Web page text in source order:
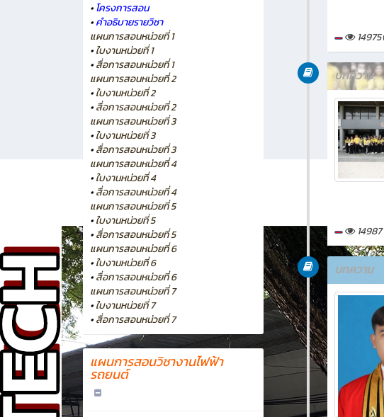
•โครงการสอน
•คำอธิบายรายวิชา
แผนการสอนหน่วยที่ 1
•ใบงานหน่วยที่ 1
•สื่อการสอนหน่วยที่ 1
แผนการสอนหน่วยที่ 2
•ใบงานหน่วยที่ 2
•สื่อการสอนหน่วยที่ 2
แผนการสอนหน่วยที่ 3
•ใบงานหน่วยที่ 3
•สื่อการสอนหน่วยที่ 3
แผนการสอนหน่วยที่ 4
•ใบงานหน่วยที่ 4
•สื่อการสอนหน่วยที่ 4
แผนการสอนหน่วยที่ 5
•ใบงานหน่วยที่ 5
•สื่อการสอนหน่วยที่ 5
แผนการสอนหน่วยที่ 6
•ใบงานหน่วยที่ 6
•สื่อการสอนหน่วยที่ 6
แผนการสอนหน่วยที่ 7
•ใบงานหน่วยที่ 7
•สื่อการสอนหน่วยที่ 7
แผนการสอนวิชางานไฟฟ้า
รถยนต์
14975
บทความ
14987
บทความ